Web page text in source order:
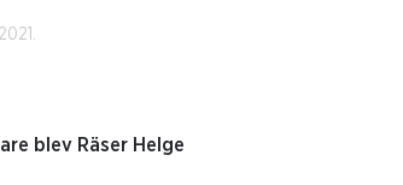
blev Räser Helge